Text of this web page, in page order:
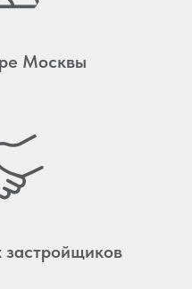
Москвы
застройщиков